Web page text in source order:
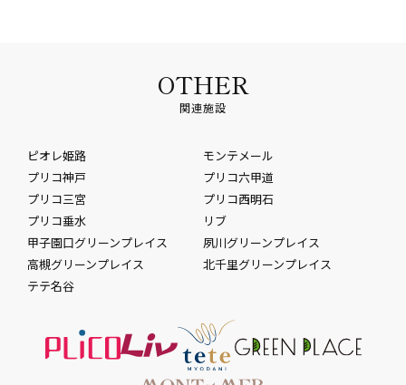
OTHER
関連施設
ピオレ姫路
モンテメール
プリコ神戸
プリコ六甲道
プリコ三宮
プリコ西明石
プリコ垂水
リブ
甲子園口グリーンプレイス
夙川グリーンプレイス
高槻グリーンプレイス
北千里グリーンプレイス
テテ名谷